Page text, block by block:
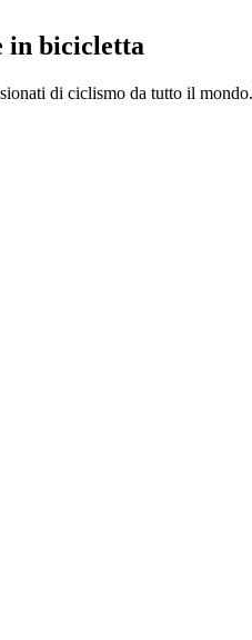
in bicicletta
di ciclismo da tutto il mondo.